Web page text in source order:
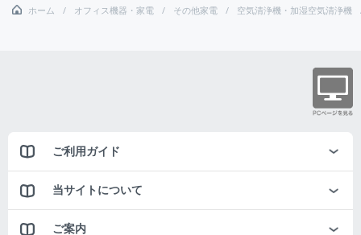
ホーム オフィス機器・家電 その他家電 空気清浄機・加湿空気清浄機
ご利用ガイド
当サイトについて
ご案内